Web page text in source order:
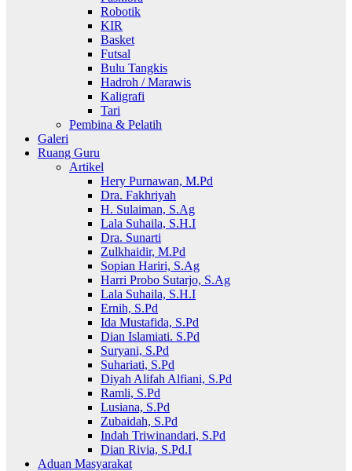
Robotik
KIR
Basket
Futsal
Bulu Tangkis
Hadroh / Marawis
Kaligrafi
Tari
Pembina & Pelatih
Galeri
Ruang Guru
Artikel
Hery Purnawan, M.Pd
Dra. Fakhriyah
H. Sulaiman, S.Ag
Lala Suhaila, S.H.I
Dra. Sunarti
Zulkhaidir, M.Pd
Sopian Hariri, S.Ag
Harri Probo Sutarjo, S.Ag
Lala Suhaila, S.H.I
Ernih, S.Pd
Ida Mustafida, S.Pd
Dian Islamiati. S.Pd
Suryani, S.Pd
Suhariati, S.Pd
Diyah Alifah Alfiani, S.Pd
Ramli, S.Pd
Lusiana, S.Pd
Zubaidah, S.Pd
Indah Triwinandari, S.Pd
Dian Rivia, S.Pd.I
Aduan Masyarakat